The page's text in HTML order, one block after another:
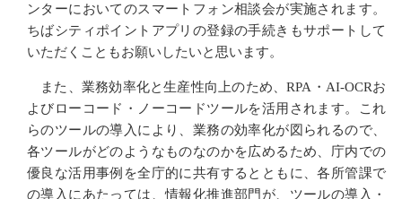
ンターにおいてのスマートフォン相談会が実施されます。
ちばシティポイントアプリの登録の手続きもサポートして
いただくこともお願いしたいと思います。
また、業務効率化と生産性向上のため、RPA・AI-OCRお
よびローコード・ノーコードツールを活用されます。これ
らのツールの導入により、業務の効率化が図られるので、
各ツールがどのようなものなのかを広めるため、庁内での
優良な活用事例を全庁的に共有するとともに、各所管課で
の導入にあたっては、情報化推進部門が、ツールの導入・